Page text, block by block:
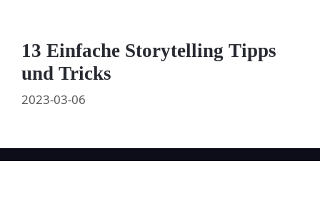
13 Einfache Storytelling Tipps
und Tricks
2023-03-06